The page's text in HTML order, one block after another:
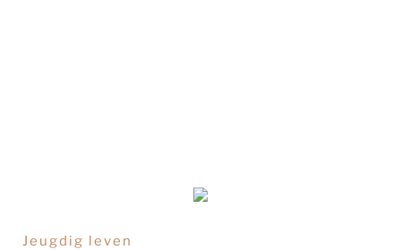
Jeugdig leven